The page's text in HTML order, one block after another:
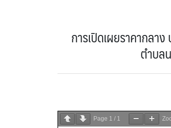
การเปิดเผยราคากล
ตำบล
Page 1 / 1